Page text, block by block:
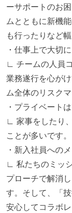
ーサポートのお
ムとともに新機
も行ったりなど
・仕事上で大切
∟ チームの人員
業務遂行を心が
ム全体のリスク
・プライベート
∟ 家事をしたり
ことが多いです。
・新入社員への
∟ 私たちのミッ
プローチで解消
す。そして、「
安心してコラボ